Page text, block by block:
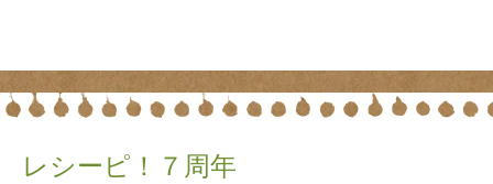
レシーピ！７周年